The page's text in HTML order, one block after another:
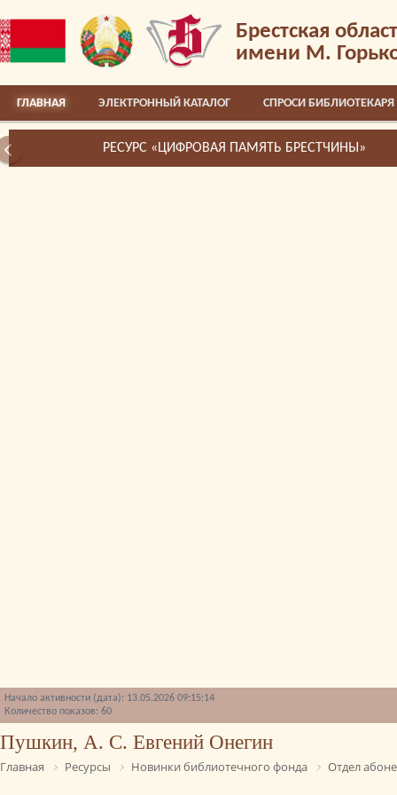
Брестская
имени М.
ГЛАВНАЯ ЭЛЕКТРОННЫЙ КАТАЛОГ СПРОСИ БИБЛИОТЕКАРЯ
РЕСУРС «ЦИФРОВАЯ ПАМЯТЬ БРЕСТЧИНЫ»
Начало активности (дата): 13.05.2026 09:15:14
Количество показов: 60
Пушкин, А. С. Евгений Онегин
Главная Ресурсы Новинки библиотечного фонда Отдел